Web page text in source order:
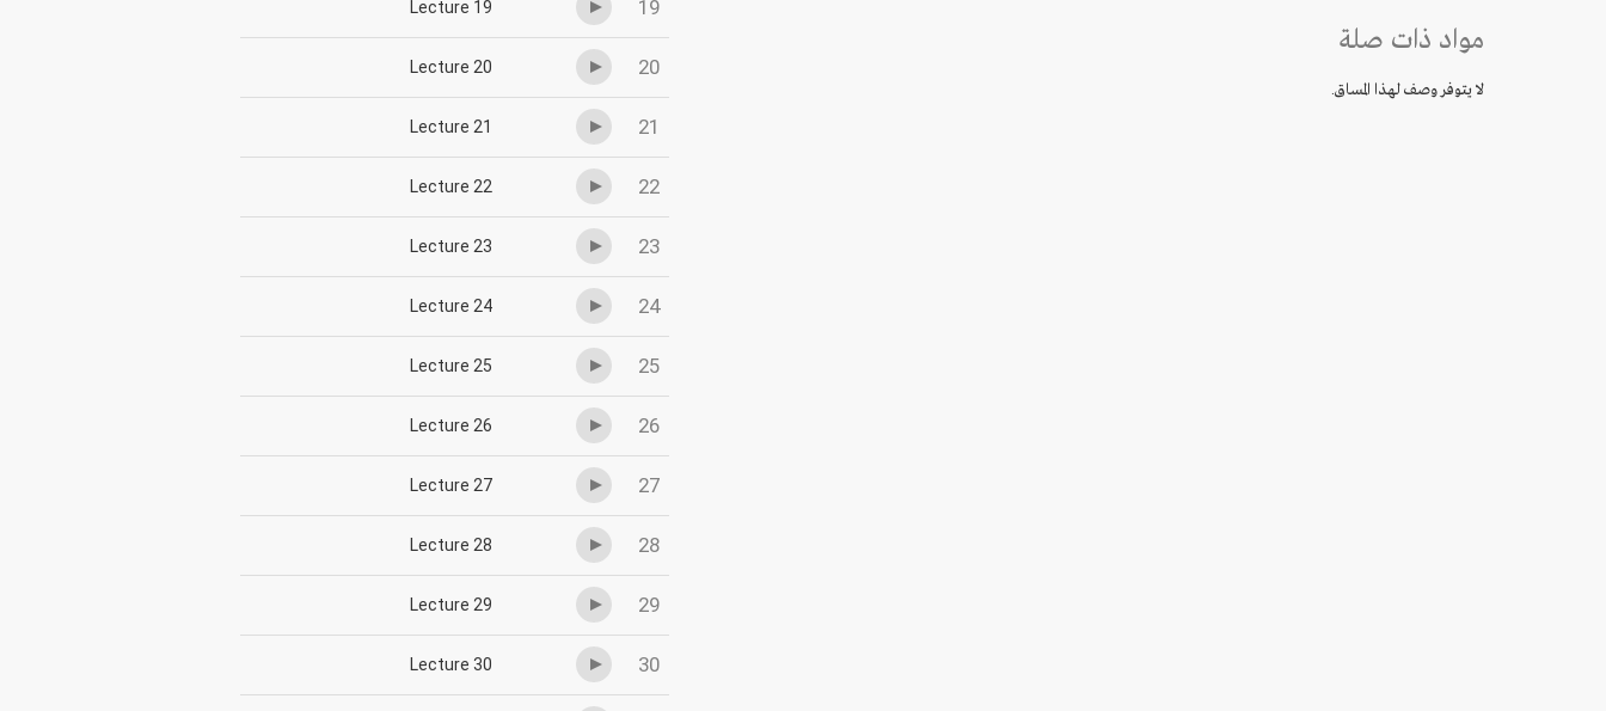
مواد ذات صلة
لا يتوفر وصف لهذا المساق.
19
Lecture 19
20
Lecture 20
21
Lecture 21
22
Lecture 22
23
Lecture 23
24
Lecture 24
25
Lecture 25
26
Lecture 26
27
Lecture 27
28
Lecture 28
29
Lecture 29
30
Lecture 30